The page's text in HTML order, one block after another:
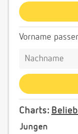
Vorname
Charts:
Jungen